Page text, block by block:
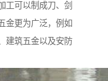
工可以制成刀、剑
金更为广泛，例如
建筑五金以及安防